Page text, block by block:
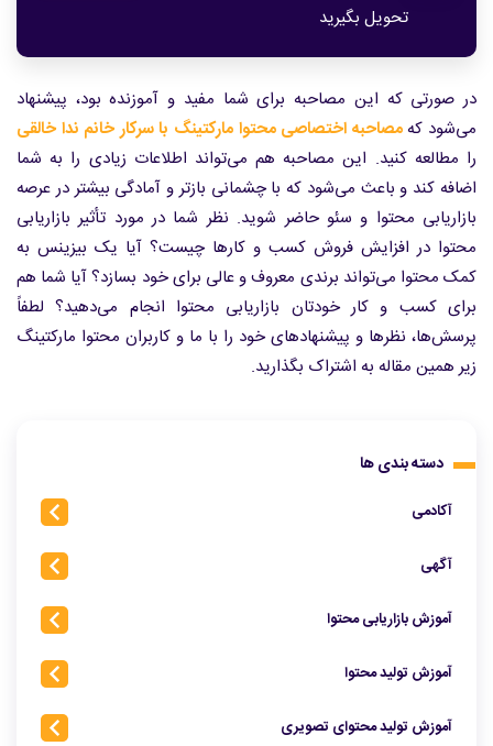
تحویل بگیرید
در صورتی که این مصاحبه برای شما مفید و آموزنده بود، پیشنهاد
می‌شود کهمصاحبه اختصاصی محتوا مارکتینگ با سرکار خانم ندا خالقی
را مطالعه کنید. این مصاحبه هم می‌تواند اطلاعات زیادی را به شما
اضافه کند و باعث می‌شود که با چشمانی بازتر و آمادگی بیشتر در عرصه
بازاریابی محتوا و سئو حاضر شوید. نظر شما در مورد تأثیر بازاریابی
محتوا در افزایش فروش کسب و کارها چیست؟ آیا یک بیزینس به
کمک محتوا می‌تواند برندی معروف و عالی برای خود بسازد؟ آیا شما هم
برای کسب و کار خودتان بازاریابی محتوا انجام می‌دهید؟ لطفاً
پرسش‌ها، نظرها و پیشنهادهای خود را با ما و کاربران محتوا مارکتینگ
زیر همین مقاله به اشتراک بگذارید.
دسته بندی ها
آکادمی
آگهی
آموزش بازاریابی محتوا
آموزش تولید محتوا
آموزش تولید محتوای تصویری